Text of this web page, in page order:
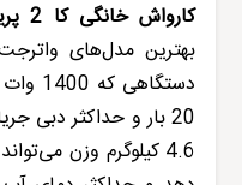
کارواشخانگی کا 2 پریمیوم فول کنترل
بهترین مدل‌های